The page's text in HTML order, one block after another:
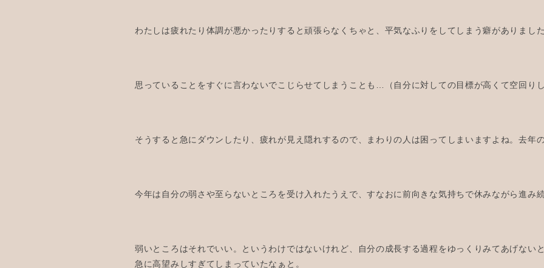
わたしは疲れたり体調が悪かったりすると頑張らなくちゃと、平気なふりをしてしまう癖がありまし
思っていることをすぐに言わないでこじらせてしまうことも…（自分に対しての目標が高くて空回り
そうすると急にダウンしたり、疲れが見え隠れするので、まわりの人は困ってしまいますよね。去年
今年は自分の弱さや至らないところを受け入れたうえで、すなおに前向きな気持ちで休みながら進み
弱いところはそれでいい。というわけではないけれど、自分の成長する過程をゆっくりみてあげない
急に高望みしすぎてしまっていたなぁと。